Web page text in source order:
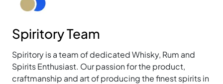
Spiritory Team
Spiritory is a team of dedicated Whisky, Rum and
Spirits Enthusiast. Our passion for the product,
craftmanship and art of producing the finest spirits in